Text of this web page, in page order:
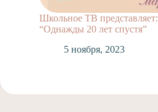
Школьное ТВ представляет:
“Однажды 20 лет спустя”
5 ноября, 2023